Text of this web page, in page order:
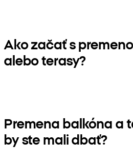
Ako začať s
alebo terasy?
Premena balkóna a
by ste mali dbať?